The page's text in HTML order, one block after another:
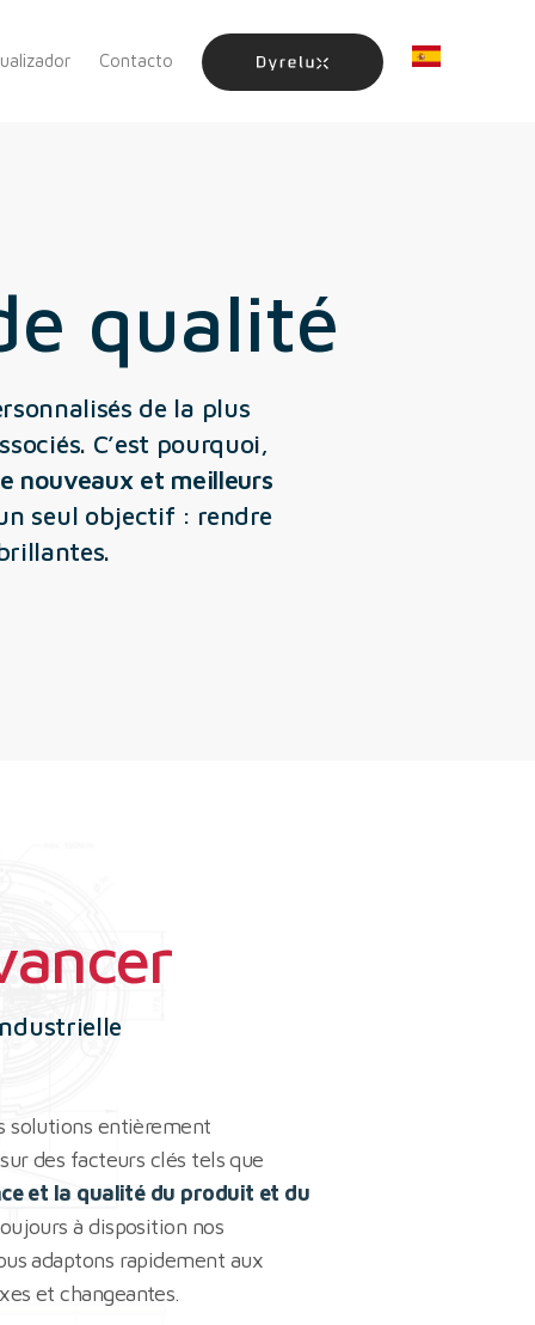
Contacto
qualité
de la plus
C’est pourquoi,
nouveaux et meilleurs
seul objectif : rendre
solutions entièrement
des facteurs clés tels que
et la qualité du produit et du
à disposition nos
adaptons rapidement aux
et changeantes.